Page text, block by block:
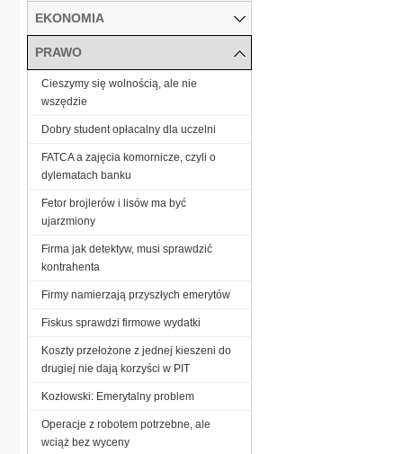
EKONOMIA
PRAWO
Cieszymy się wolnością, ale nie
wszędzie
Dobry student opłacalny dla uczelni
FATCA a zajęcia komornicze, czyli o
dylematach banku
Fetor brojlerów i lisów ma być
ujarzmiony
Firma jak detektyw, musi sprawdzić
kontrahenta
Firmy namierzają przyszłych emerytów
Fiskus sprawdzi firmowe wydatki
Koszty przełożone z jednej kieszeni do
drugiej nie dają korzyści w PIT
Kozłowski: Emerytalny problem
Operacje z robotem potrzebne, ale
wciąż bez wyceny